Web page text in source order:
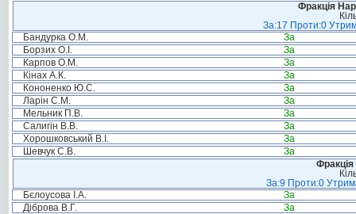
Фракція
За:17 Проти:0
Бандурка О.М.
За
Борзих О.І.
За
Карпов О.М.
За
Кінах А.К.
За
Кононенко Ю.С.
За
Ларін С.М.
За
Мельник П.В.
За
Салигін В.В.
За
Хорошковський В.І.
За
Шевчук С.В.
За
Фракція
За:9 Проти:0
Бєлоусова І.А.
За
Діброва В.Г.
За